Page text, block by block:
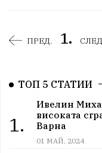
ПРЕД. 1.
ТОП 5 СТАТИИ
1.
Ивелин
високата
Варна
01 МАЙ, 2024